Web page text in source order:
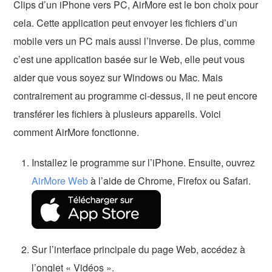
Clips d’un iPhone vers PC, AirMore est le bon choix pour
cela. Cette application peut envoyer les fichiers d’un
mobile vers un PC mais aussi l’inverse. De plus, comme
c’est une application basée sur le Web, elle peut vous
aider que vous soyez sur Windows ou Mac. Mais
contrairement au programme ci-dessus, il ne peut encore
transférer les fichiers à plusieurs appareils. Voici
comment AirMore fonctionne.
Installez le programme sur l’iPhone. Ensuite, ouvrez
AirMore Webà l’aide de Chrome, Firefox ou Safari.
Sur l’interface principale du page Web, accédez à
l’onglet « Vidéos ».